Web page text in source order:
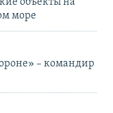
объекты на
море
– командир